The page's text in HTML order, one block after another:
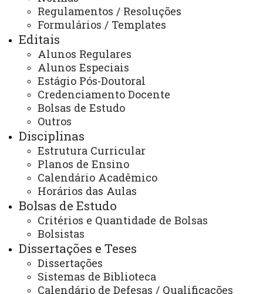
Regulamentos / Resoluções
Formulários / Templates
Editais
Alunos Regulares
Alunos Especiais
Estágio Pós-Doutoral
Credenciamento Docente
Bolsas de Estudo
Outros
Disciplinas
Estrutura Curricular
Planos de Ensino
Calendário Acadêmico
Horários das Aulas
Bolsas de Estudo
Critérios e Quantidade de Bolsas
Bolsistas
Dissertações e Teses
Dissertações
Sistemas de Biblioteca
Calendário de Defesas / Qualificações
mir
Rodr
igo
de
Araú
Sant
os
Marketing Verde: Análise da
revista digital de uma empresa
paranaense do ramo alimentício
Ana
Mari
Alve
s de
Souz
a
O Contexto da responsabilidade
civil frente às construções
irregulares em áreas de proteção
ambiental
Cascavel/PR
Ana
Paul
Indicadores de sustentabilidade
Servidora da